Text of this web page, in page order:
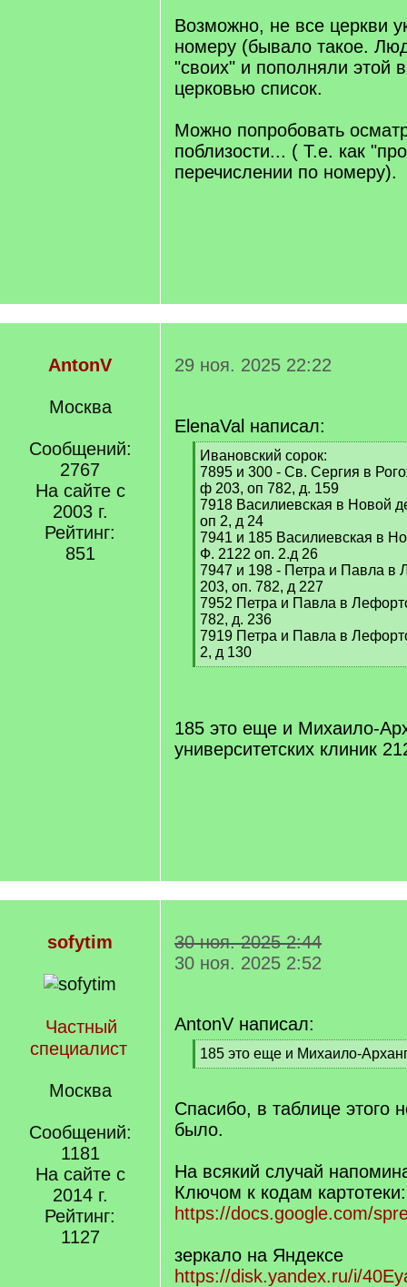
q
]
Возможно, не все церкви
номеру (бывало такое.
"своих" и пополняли этой
церковью список.
Можно попробовать
поблизости... ( Т.е. как
перечислении по номеру).
AntonV
Москва
Сообщений:
2767
На сайте с
2003 г.
Рейтинг:
851
29 ноя. 2025 22:22
ElenaVal написал:
[
q
]
Ивановский сорок:
7895 и 300 - Св. Сергия в
ф 203, оп 782, д. 159
7918 Василиевская в Новой
оп 2, д 24
7941 и 185 Василиевская в
Ф. 2122 оп. 2.д 26
7947 и 198 - Петра и Павла в
203, оп. 782, д 227
7952 Петра и Павла в
782, д. 236
7919 Петра и Павла в
2, д 130
[
185 это еще и Михаило-
университетских клиник
sofytim
Частный
специалист
Москва
Сообщений:
1181
На сайте с
2014 г.
Рейтинг:
1127
30 ноя. 2025 2:44
30 ноя. 2025 2:52
AntonV написал:
[
q
185 это еще и Михаило-
[
q
]
Спасибо, в таблице этого
было.
На всякий случай
Ключом к кодам картотеки:
https://docs.google.com/
зеркало на Яндексе
https://disk.yandex.ru/i/